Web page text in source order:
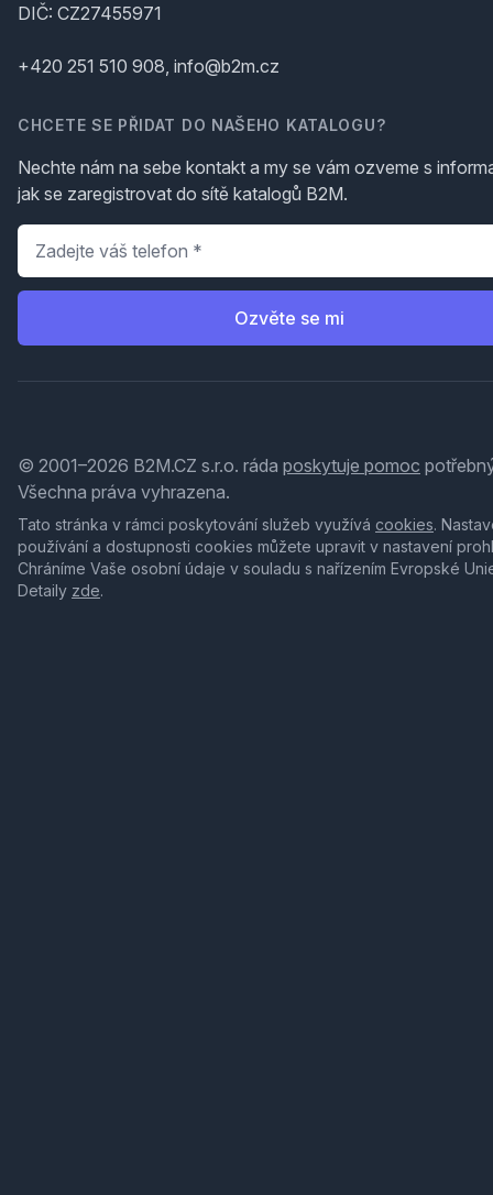
DIČ: CZ27455971
+420 251 510 908, info@b2m.cz
CHCETE SE PŘIDAT DO NAŠEHO KATALOGU?
Nechte nám na sebe kontakt a my se vám ozveme s
jak se zaregistrovat do sítě katalogů B2M.
Telefon
Ozvěte se mi
© 2001–2026 B2M.CZ s.r.o. ráda poskytuje pomoc
Všechna práva vyhrazena.
Tato stránka v rámci poskytování služeb využívá cookies.
používání a dostupnosti cookies můžete upravit v nastavení
Chráníme Vaše osobní údaje v souladu s nařízením Evropské
Detaily zde.